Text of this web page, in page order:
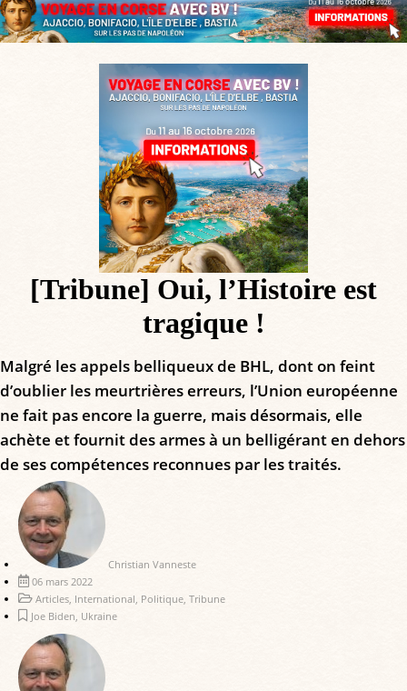
[Tribune] Oui, l’Histoire est
tragique !
Malgré les appels belliqueux de BHL, dont on feint
d’oublier les meurtrières erreurs, l’Union européenne
ne fait pas encore la guerre, mais désormais, elle
achète et fournit des armes à un belligérant en dehors
de ses compétences reconnues par les traités.
Christian Vanneste
06 mars 2022
Articles, International, Politique, Tribune
Joe Biden, Ukraine